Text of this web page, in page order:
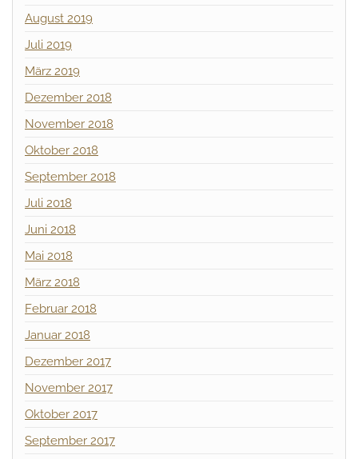
August 2019
Juli 2019
März 2019
Dezember 2018
November 2018
Oktober 2018
September 2018
Juli 2018
Juni 2018
Mai 2018
März 2018
Februar 2018
Januar 2018
Dezember 2017
November 2017
Oktober 2017
September 2017